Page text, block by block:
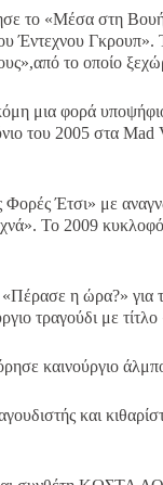
το «Μέσα στη
Έντεχνου Γκρουπ».
το οποίο
μια φορά
του 2005 στα
Φορές Έτσι» με
Το 2009
η ώρα?» για
τραγούδι με
καινούργιο
και